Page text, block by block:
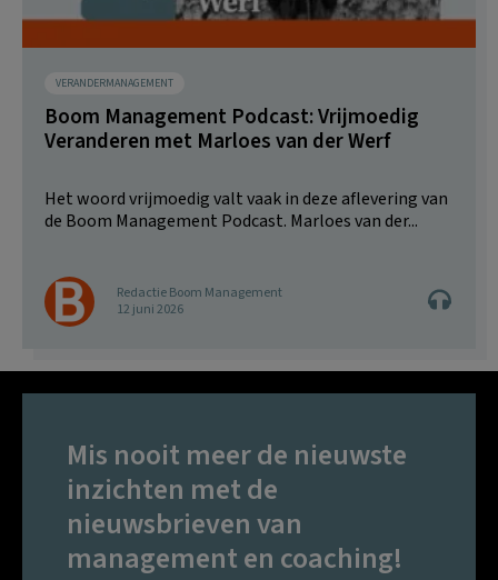
VERANDERMANAGEMENT
Boom Management Podcast: Vrijmoedig
Veranderen met Marloes van der Werf
Het woord vrijmoedig valt vaak in deze aflevering van
de Boom Management Podcast. Marloes van der...
Redactie Boom Management
12 juni 2026
Mis nooit meer de nieuwste
inzichten met de
nieuwsbrieven van
management en coaching!